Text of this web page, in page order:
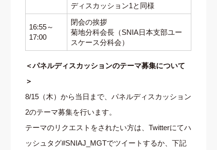
ディスカッション1と同様
16:55～
17:00
閉会の挨拶
菊地分科会長（SNIA日本支部ユー
スケース分科会）
＜パネルディスカッションのテーマ募集について
＞
8/15（木）から当日まで、パネルディスカッション
2のテーマ募集を行います。
テーマのリクエストをされたい方は、Twitterにてハ
ッシュタグ#SNIAJ_MGTでツイートするか、下記